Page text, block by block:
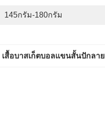
145กรัม-180กรัม
เสื้อบาสเก็ตบอลแขนสั้นปักลาย